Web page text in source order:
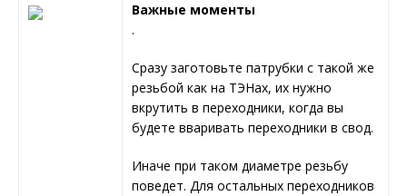
Важные моменты
.
Сразу заготовьте патрубки с такой же
резьбой как на ТЭНах, их нужно
вкрутить в переходники, когда вы
будете вваривать переходники в свод.
Иначе при таком диаметре резьбу
поведет. Для остальных переходников